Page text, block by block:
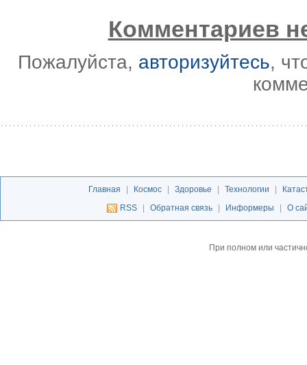
Комментариев
Пожалуйста, авторизуйтесь,
Главная | Космос | Здоровье | Технологии |
RSS
| Обратная связь | Информеры | О
При полном или